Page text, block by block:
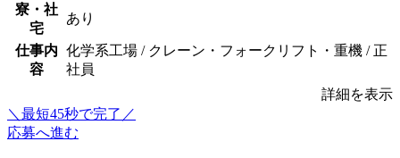
寮・社
宅
あり
仕事内
容
化学系工場 / クレーン・フォークリフト・重機 / 正
社員
詳細を表示
＼最短45秒で完了／
応募へ進む